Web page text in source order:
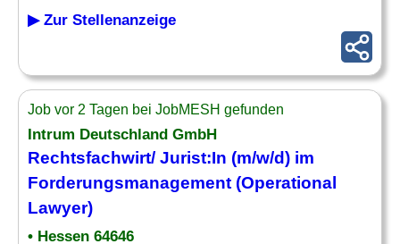
▶ Zur Stellenanzeige
Job vor 2 Tagen bei JobMESH gefunden
Intrum Deutschland GmbH
Rechtsfachwirt/ Jurist:In (m/w/d) im
Forderungsmanagement (Operational
Lawyer)
• Hessen 64646